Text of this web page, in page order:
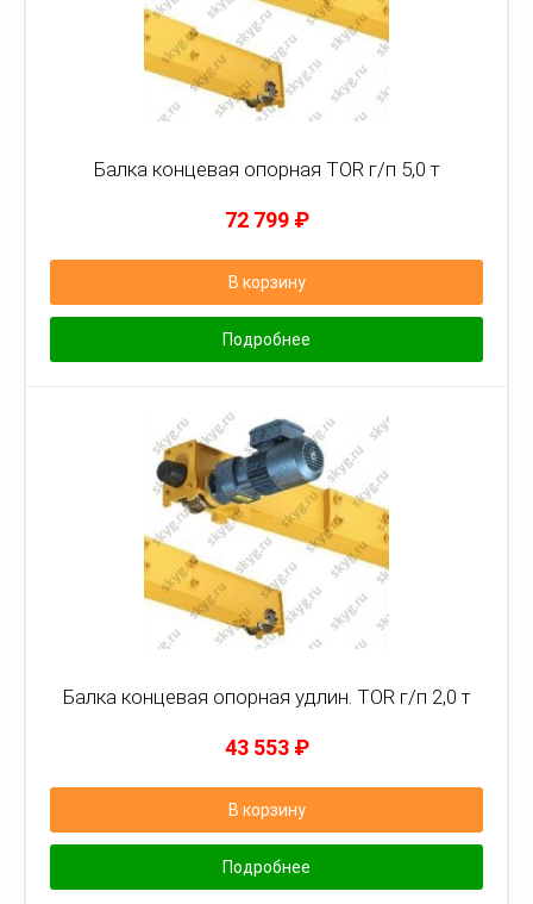
Балка концевая опорная TOR г/п 5,0 т
72 799 ₽
В корзину
Подробнее
Балка концевая опорная удлин. TOR г/п 2,0 т
43 553 ₽
В корзину
Подробнее